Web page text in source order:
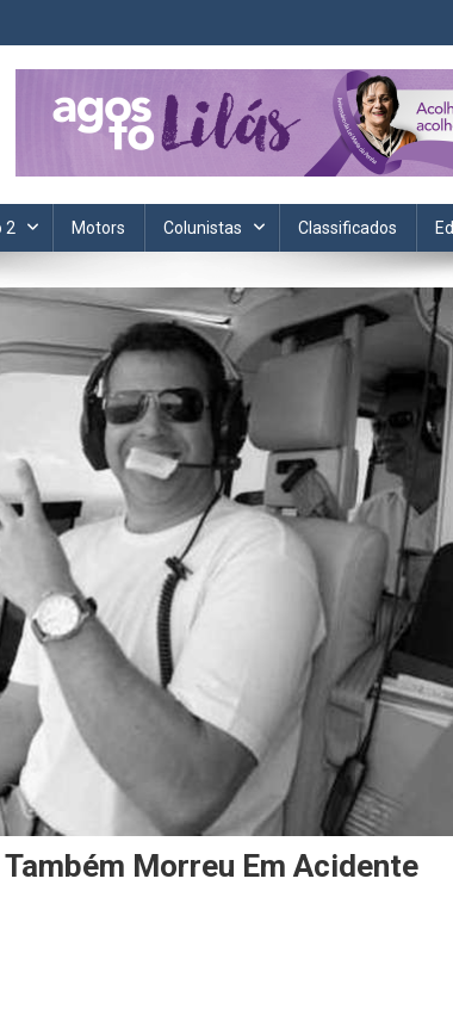
política, saúde, economia, esportes e cotidiano.
2 Motors Colunistas Classificados
Morreu Em Acidente